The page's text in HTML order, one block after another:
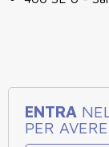
ENTRA
PER